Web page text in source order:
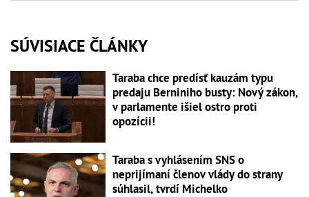
SÚVISIACE ČLÁNKY
Taraba chce predísť kauzám typu
predaju Berniniho busty: Nový zákon,
v parlamente išiel ostro proti
opozícii!
Taraba s vyhlásením SNS o
neprijímaní členov vlády do strany
súhlasil, tvrdí Michelko